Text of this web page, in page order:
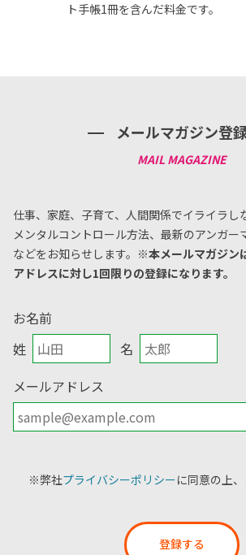
ト手帳1冊を含んだ料金です。
メールマガジン登
仕事、家庭、子育て、人間関係でイライラし
メンタルコントロール方法、 最新のアンガー
などをお知らせします。 ※本メールマガジン
アドレスに対し1回限りの登録になります。
お名前
姓
名
メールアドレス
※弊社プライバシーポリシーに同意の上
登録する